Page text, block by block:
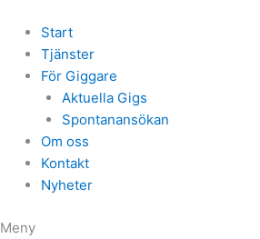
Start
Tjänster
För Giggare
Aktuella Gigs
Spontanansökan
Om oss
Kontakt
Nyheter
Meny